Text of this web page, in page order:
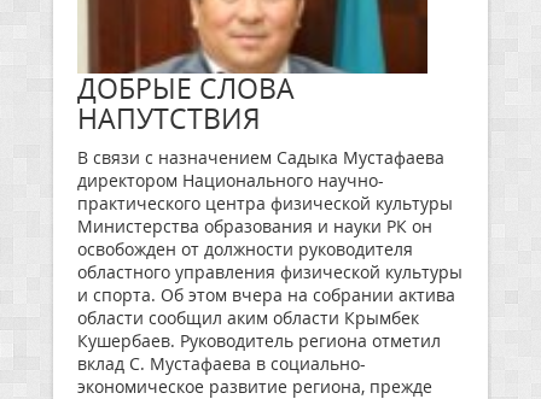
ДОБРЫЕ СЛОВА
НАПУТСТВИЯ
В связи с назначением Садыка Мустафаева
директором Национального научно-
практического центра физической культуры
Министерства образования и науки РК он
освобожден от должности руководителя
областного управления физической культуры
и спорта. Об этом вчера на собрании актива
области сообщил аким области Крымбек
Кушербаев. Руководитель региона отметил
вклад С. Мустафаева в социально-
экономическое развитие региона, прежде